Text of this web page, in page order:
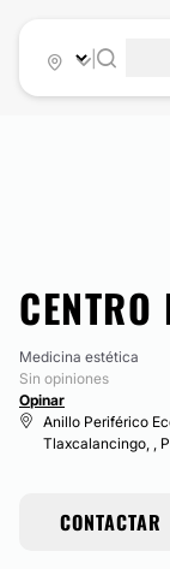
Medicina estética
Sin opiniones
Opinar
Anillo Periférico
Tlaxcalancingo, ,
CONTACTAR